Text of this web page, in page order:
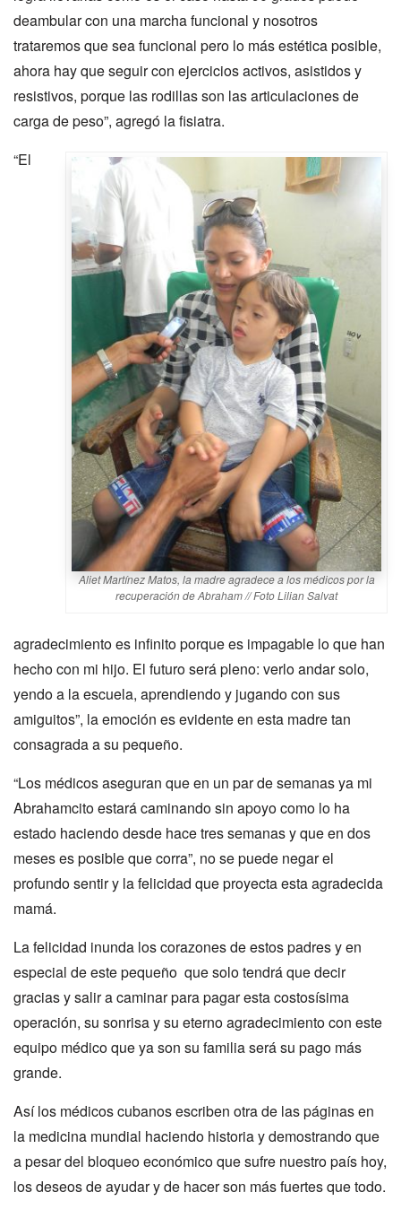
deambular con una marcha funcional y nosotros
trataremos que sea funcional pero lo más estética posible,
ahora hay que seguir con ejercicios activos, asistidos y
resistivos, porque las rodillas son las articulaciones de
carga de peso”, agregó la fisiatra.
Aliet Martínez Matos, la madre agradece a los médicos por la
recuperación de Abraham // Foto Lilian Salvat
“El
agradecimiento es infinito porque es impagable lo que han
hecho con mi hijo. El futuro será pleno: verlo andar solo,
yendo a la escuela, aprendiendo y jugando con sus
amiguitos”, la emoción es evidente en esta madre tan
consagrada a su pequeño.
“Los médicos aseguran que en un par de semanas ya mi
Abrahamcito estará caminando sin apoyo como lo ha
estado haciendo desde hace tres semanas y que en dos
meses es posible que corra”, no se puede negar el
profundo sentir y la felicidad que proyecta esta agradecida
mamá.
La felicidad inunda los corazones de estos padres y en
especial de este pequeño que solo tendrá que decir
gracias y salir a caminar para pagar esta costosísima
operación, su sonrisa y su eterno agradecimiento con este
equipo médico que ya son su familia será su pago más
grande.
Así los médicos cubanos escriben otra de las páginas en
la medicina mundial haciendo historia y demostrando que
a pesar del bloqueo económico que sufre nuestro país hoy,
los deseos de ayudar y de hacer son más fuertes que todo.